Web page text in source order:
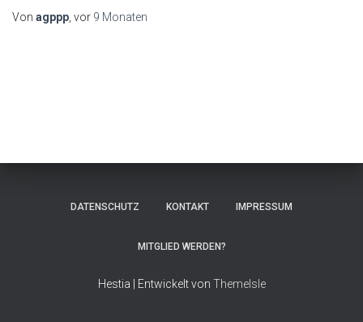
Von agppp , vor 9 Monaten
DATENSCHUTZ KONTAKT IMPRESSUM
MITGLIED WERDEN?
Hestia | Entwickelt von ThemeIsle